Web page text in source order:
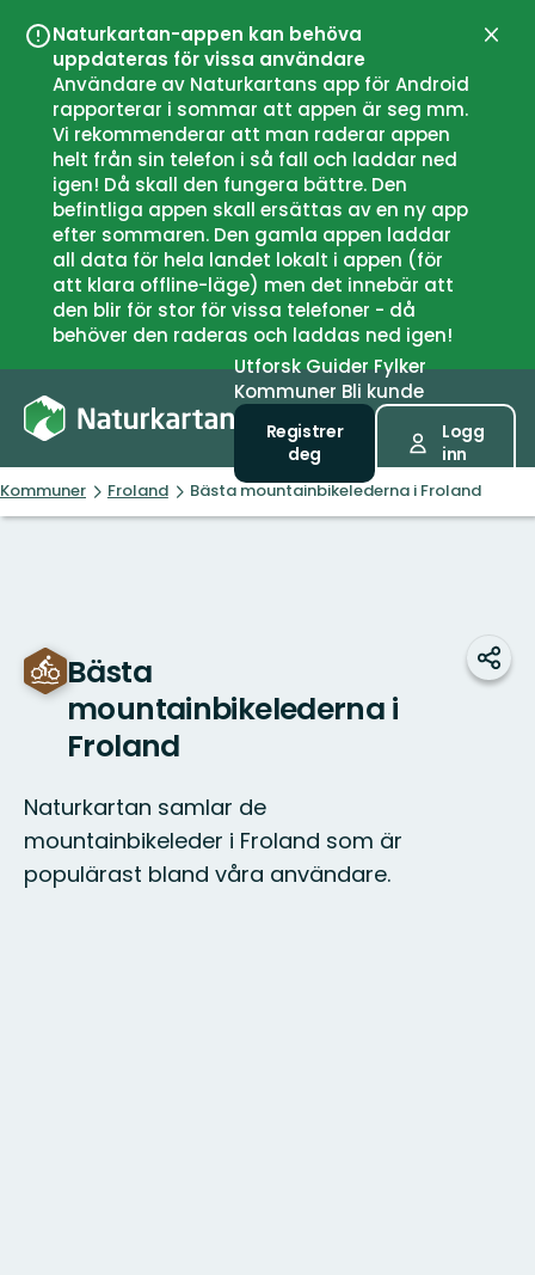
Naturkartan-appen kan behöva
uppdateras för vissa användare
Användare av Naturkartans app för Android
rapporterar i sommar att appen är seg mm.
Vi rekommenderar att man raderar appen
helt från sin telefon i så fall och laddar ned
igen! Då skall den fungera bättre. Den
befintliga appen skall ersättas av en ny app
efter sommaren. Den gamla appen laddar
all data för hela landet lokalt i appen (för
att klara offline-läge) men det innebär att
den blir för stor för vissa telefoner - då
behöver den raderas och laddas ned igen!
Lukk
UtforskGuiderFylker
Kommuner Bli kunde
Registrer
deg
Logg
inn
Kommuner Froland Bästa mountainbikelederna i Froland
Bästa
mountainbikelederna i
Froland
Naturkartan samlar de
mountainbikeleder i Froland som är
populärast bland våra användare.
Del